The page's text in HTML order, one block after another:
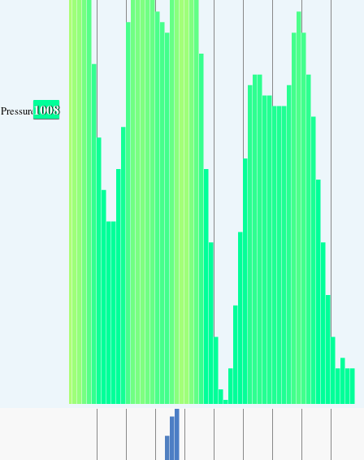
Pressure1008